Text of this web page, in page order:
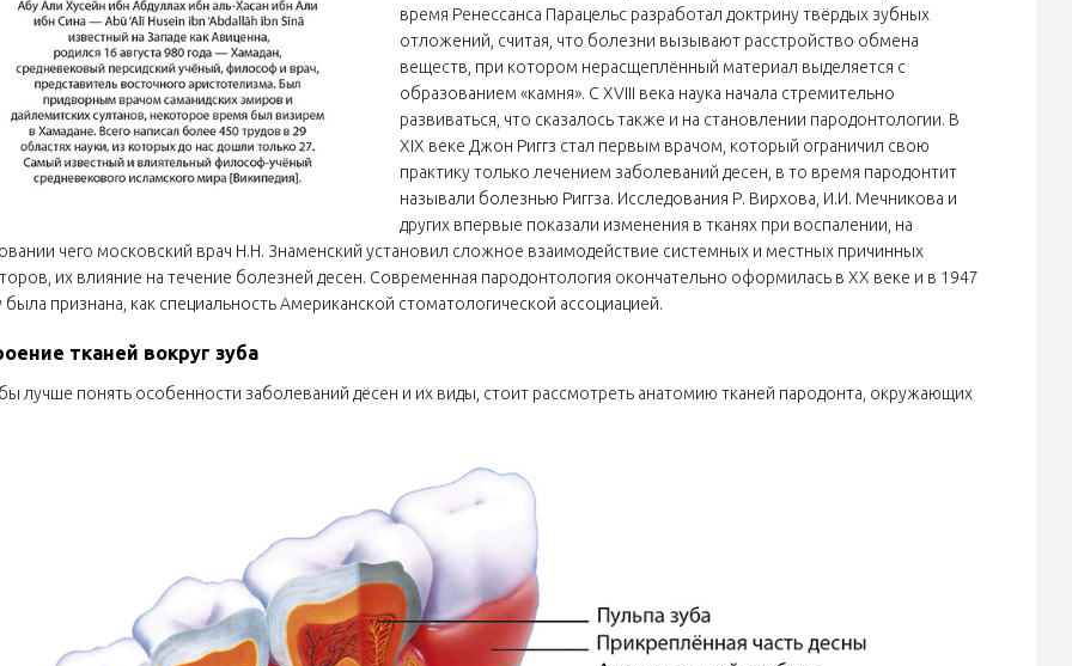
время Ренессанса Парацельс разработал доктрину твёрдых зубных
отложений, считая, что болезни вызывают расстройство обмена
веществ, при котором нерасщеплённый материал выделяется с
образованием «камня». С XVIII века наука начала стремительно
развиваться, что сказалось также и на становлении пародонтологии. В
XIX веке Джон Риггз стал первым врачом, который ограничил свою
практику только лечением заболеваний десен, в то время пародонтит
называли болезнью Риггза. Исследования Р. Вирхова, И.И. Мечникова и
других впервые показали изменения в тканях при воспалении, на
чего московский врач Н.Н. Знаменский установил сложное взаимодействие системных и местных причинных
их влияние на течение болезней десен. Современная пародонтология окончательно оформилась в XX веке и в 1947
была признана, как специальность Американской стоматологической ассоциацией.
тканей вокруг зуба
лучше понять особенности заболеваний дёсен и их виды, стоит рассмотреть анатомию тканей пародонта, окружающих